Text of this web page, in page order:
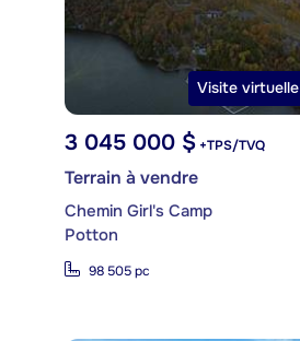
Visite virtuelle
3 045 000 $ +TPS/TVQ
Terrain à vendre
Chemin Girl's Camp
Potton
98 505 pc